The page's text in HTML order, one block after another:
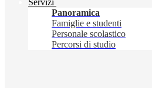
Servizi
Panoramica
Famiglie e studenti
Personale scolastico
Percorsi di studio